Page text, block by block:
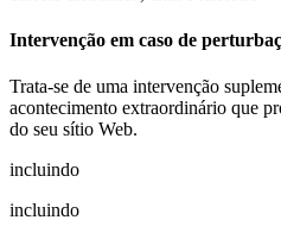
Intervenção em caso de
Trata-se de uma intervenção
acontecimento extraordinário que
do seu sítio Web.
incluindo
incluindo